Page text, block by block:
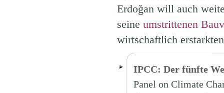
Erdoğan will auch
seine umstrittenen
wirtschaftlich
IPCC: Der fünfte
Panel on Climate